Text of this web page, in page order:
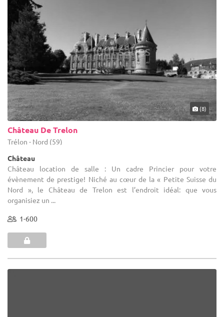
(8)
Château De Trelon
Trélon - Nord (59)
Château
Château location de salle : Un cadre Princier pour votre
évènement de prestige! Niché au cœur de la « Petite Suisse du
Nord », le Château de Trelon est l’endroit idéal: que vous
organisiez un ...
1-600